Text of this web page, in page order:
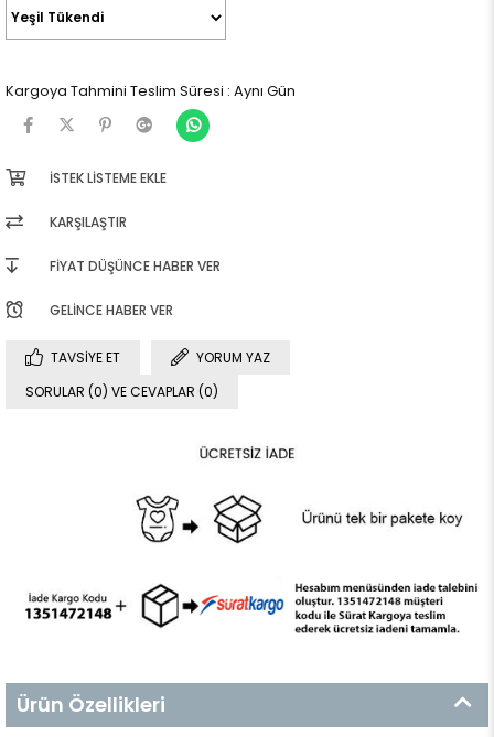
Kargoya Tahmini Teslim Süresi : Aynı Gün
İSTEK LISTEME EKLE
KARŞILAŞTIR
FIYAT DÜŞÜNCE HABER VER
GELINCE HABER VER
TAVSIYE ET
YORUM YAZ
SORULAR (0) VE CEVAPLAR (0)
Ürün Özellikleri